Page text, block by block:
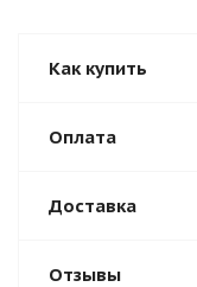
Как купить
Оплата
Доставка
Отзывы